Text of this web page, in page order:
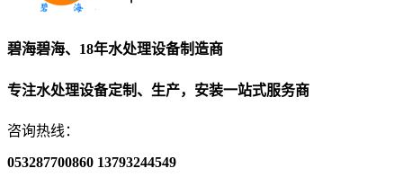
碧海碧海、18年水处理设备制造商
专注水处理设备定制、生产，安装一站式服务商
咨询热线：
053287700860 13793244549